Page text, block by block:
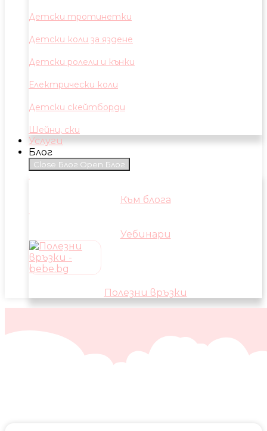
Детски тротинетки
Детски коли за яздене
Детски ролели и кънки
Електрически коли
Детски скейтборди
Шейни, ски
Услуги
Блог
Close Блог Open Блог
Към блога
Уебинари
Полезни връзки